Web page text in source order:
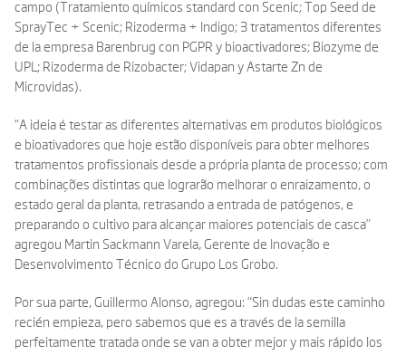
campo (Tratamiento químicos standard con Scenic; Top Seed de
SprayTec + Scenic; Rizoderma + Indigo; 3 tratamentos diferentes
de la empresa Barenbrug con PGPR y bioactivadores; Biozyme de
UPL; Rizoderma de Rizobacter; Vidapan y Astarte Zn de
Microvidas).
“A ideia é testar as diferentes alternativas em produtos biológicos
e bioativadores que hoje estão disponíveis para obter melhores
tratamentos profissionais desde a própria planta de processo; com
combinações distintas que lograrão melhorar o enraizamento, o
estado geral da planta, retrasando a entrada de patógenos, e
preparando o cultivo para alcançar maiores potenciais de casca”
agregou Martin Sackmann Varela, Gerente de Inovação e
Desenvolvimento Técnico do Grupo Los Grobo.
Por sua parte, Guillermo Alonso, agregou: “Sin dudas este caminho
recién empieza, pero sabemos que es a través de la semilla
perfeitamente tratada onde se van a obter mejor y mais rápido los